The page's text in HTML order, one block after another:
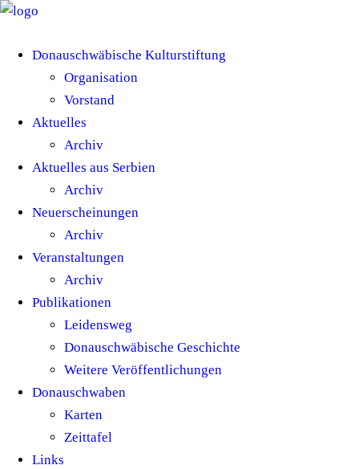
Donauschwäbische Kulturstiftung
Organisation
Vorstand
Aktuelles
Archiv
Aktuelles aus Serbien
Archiv
Neuerscheinungen
Archiv
Veranstaltungen
Archiv
Publikationen
Leidensweg
Donauschwäbische Geschichte
Weitere Veröffentlichungen
Donauschwaben
Karten
Zeittafel
Links